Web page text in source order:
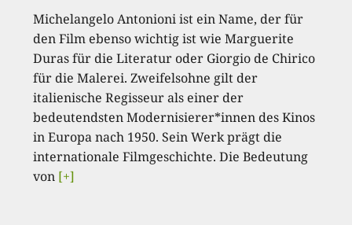
Michelangelo Antonioni ist ein Name, der für
den Film ebenso wichtig ist wie Marguerite
Duras für die Literatur oder Giorgio de Chirico
für die Malerei. Zweifelsohne gilt der
italienische Regisseur als einer der
bedeutendsten Modernisierer*innen des Kinos
in Europa nach 1950. Sein Werk prägt die
internationale Filmgeschichte. Die Bedeutung
von [+]